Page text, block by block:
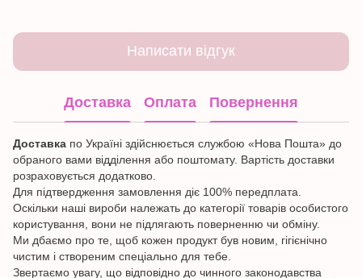
Написати відгук
Доставка Оплата Повернення
Доставка по Україні здійснюється службою «Нова Пошта» до
обраного вами відділення або поштомату. Вартість доставки
розраховується додатково.
Для підтвердження замовлення діє 100% передплата.
Оскільки наші вироби належать до категорії товарів особистого
користування, вони не підлягають поверненню чи обміну.
Ми дбаємо про те, щоб кожен продукт був новим, гігієнічно
чистим і створеним спеціально для тебе.
Звертаємо увагу, що відповідно до чинного законодавства